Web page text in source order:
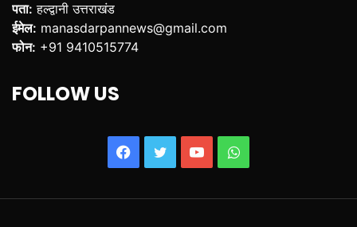
पता: हल्द्वानी उत्तराखंड
ईमेल: manasdarpannews@gmail.com
फोन: +91 9410515774
FOLLOW US
Facebook
TwitterYouTubeWhatsApp